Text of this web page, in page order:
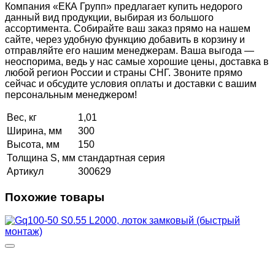
Компания «ЕКА Групп» предлагает купить недорого
данный вид продукции, выбирая из большого
ассортимента. Собирайте ваш заказ прямо на нашем
сайте, через удобную функцию добавить в корзину и
отправляйте его нашим менеджерам. Ваша выгода —
неоспорима, ведь у нас самые хорошие цены, доставка в
любой регион России и страны СНГ. Звоните прямо
сейчас и обсудите условия оплаты и доставки с вашим
персональным менеджером!
Вес, кг
1,01
Ширина, мм
300
Высота, мм
150
Толщина S, мм стандартная серия
Артикул
300629
Похожие товары